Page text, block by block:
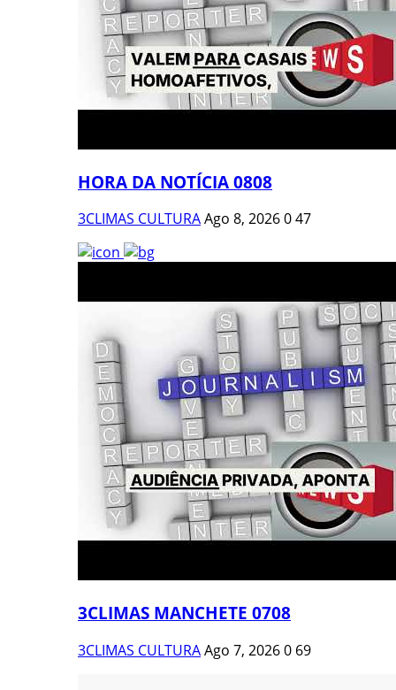
HORA DA NOTÍCIA 0808
3CLIMAS CULTURAAgo 8, 2026047
3CLIMAS MANCHETE 0708
3CLIMAS CULTURAAgo 7, 20260 69